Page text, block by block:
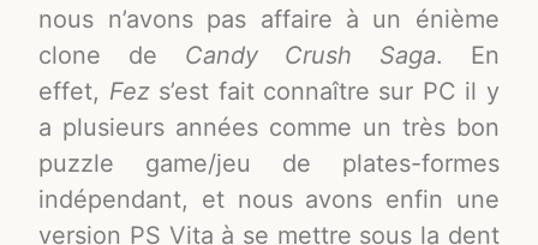
nous n’avons pas affaire à un énième
clone de Candy Crush Saga. En
effet, Fezs’est fait connaître sur PC il y
a plusieurs années comme un très bon
puzzle game/jeu de plates-formes
indépendant, et nous avons enfin une
version PS Vita à se mettre sous la dent